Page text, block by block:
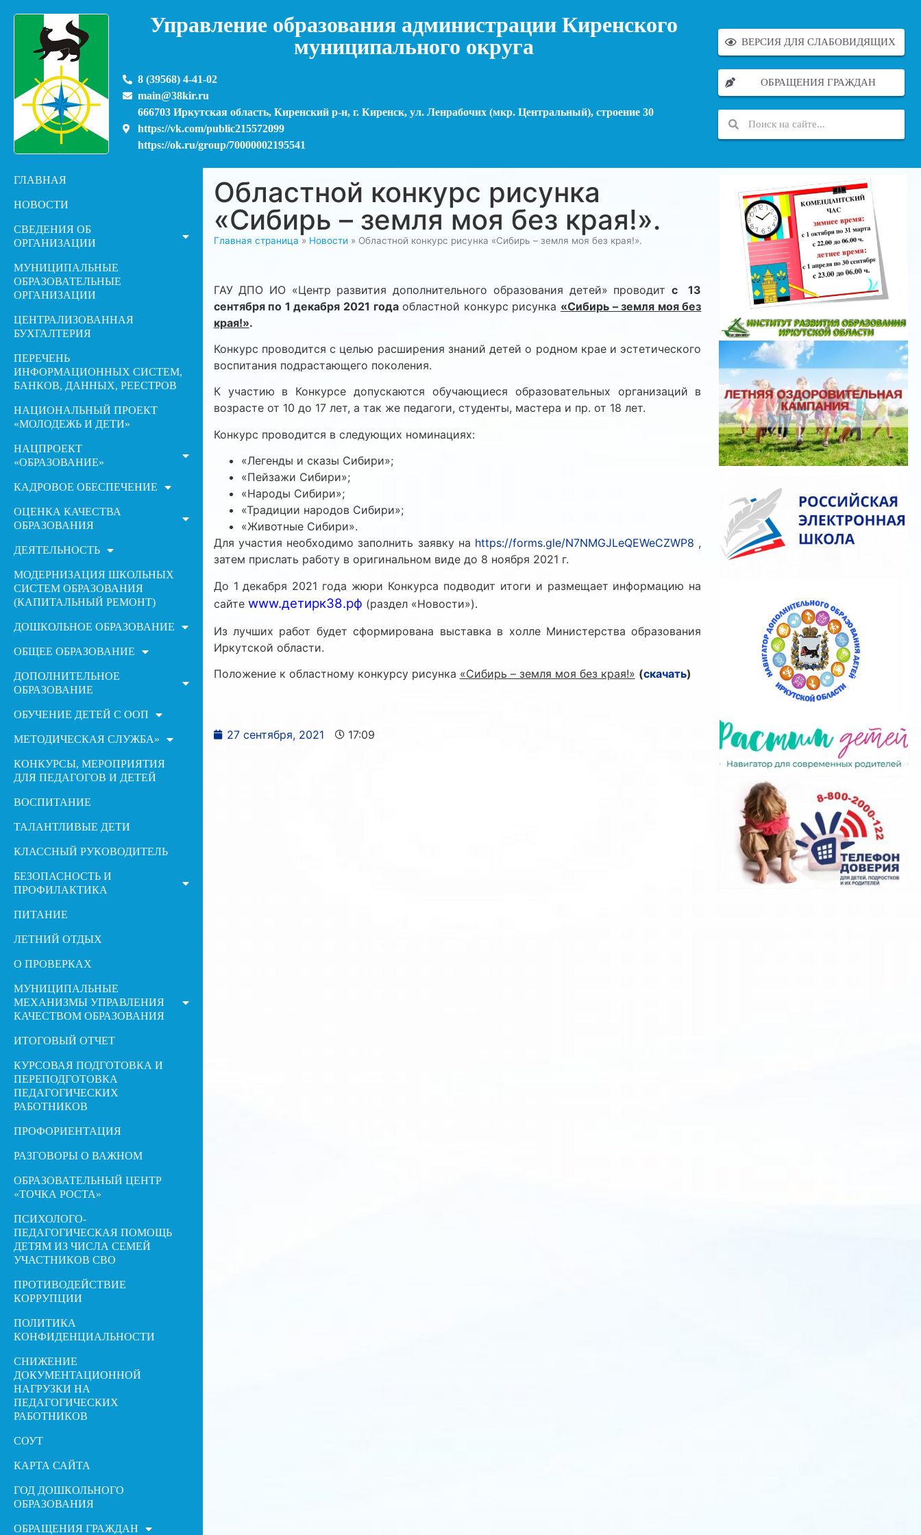
Управление образования администрации Киренского
муниципального округа
8 (39568) 4-41-02
main@38kir.ru
666703 Иркутская область, Киренский р-н, г. Киренск, ул. Ленрабочих (мкр. Центральный), строение 30
https://vk.com/public215572099
https://ok.ru/group/70000002195541
ВЕРСИЯ ДЛЯ СЛАБОВИДЯЩИХ
ОБРАЩЕНИЯ ГРАЖДАН
ГЛАВНАЯ
НОВОСТИ
СВЕДЕНИЯ ОБ
ОРГАНИЗАЦИИ
МУНИЦИПАЛЬНЫЕ
ОБРАЗОВАТЕЛЬНЫЕ
ОРГАНИЗАЦИИ
ЦЕНТРАЛИЗОВАННАЯ
БУХГАЛТЕРИЯ
ПЕРЕЧЕНЬ
ИНФОРМАЦИОННЫХ СИСТЕМ,
БАНКОВ, ДАННЫХ, РЕЕСТРОВ
НАЦИОНАЛЬНЫЙ ПРОЕКТ
«МОЛОДЕЖЬ И ДЕТИ»
НАЦПРОЕКТ
«ОБРАЗОВАНИЕ»
КАДРОВОЕ ОБЕСПЕЧЕНИЕ
ОЦЕНКА КАЧЕСТВА
ОБРАЗОВАНИЯ
ДЕЯТЕЛЬНОСТЬ
МОДЕРНИЗАЦИЯ ШКОЛЬНЫХ
СИСТЕМ ОБРАЗОВАНИЯ
(КАПИТАЛЬНЫЙ РЕМОНТ)
ДОШКОЛЬНОЕ ОБРАЗОВАНИЕ
ОБЩЕЕ ОБРАЗОВАНИЕ
ДОПОЛНИТЕЛЬНОЕ
ОБРАЗОВАНИЕ
ОБУЧЕНИЕ ДЕТЕЙ С ООП
МЕТОДИЧЕСКАЯ СЛУЖБА»
КОНКУРСЫ, МЕРОПРИЯТИЯ
ДЛЯ ПЕДАГОГОВ И ДЕТЕЙ
ВОСПИТАНИЕ
ТАЛАНТЛИВЫЕ ДЕТИ
КЛАССНЫЙ РУКОВОДИТЕЛЬ
БЕЗОПАСНОСТЬ И
ПРОФИЛАКТИКА
ПИТАНИЕ
ЛЕТНИЙ ОТДЫХ
О ПРОВЕРКАХ
МУНИЦИПАЛЬНЫЕ
МЕХАНИЗМЫ УПРАВЛЕНИЯ
КАЧЕСТВОМ ОБРАЗОВАНИЯ
ИТОГОВЫЙ ОТЧЕТ
КУРСОВАЯ ПОДГОТОВКА И
ПЕРЕПОДГОТОВКА
ПЕДАГОГИЧЕСКИХ
РАБОТНИКОВ
ПРОФОРИЕНТАЦИЯ
РАЗГОВОРЫ О ВАЖНОМ
ОБРАЗОВАТЕЛЬНЫЙ ЦЕНТР
«ТОЧКА РОСТА»
ПСИХОЛОГО-
ПЕДАГОГИЧЕСКАЯ ПОМОЩЬ
ДЕТЯМ ИЗ ЧИСЛА СЕМЕЙ
УЧАСТНИКОВ СВО
ПРОТИВОДЕЙСТВИЕ
КОРРУПЦИИ
ПОЛИТИКА
КОНФИДЕНЦИАЛЬНОСТИ
СНИЖЕНИЕ
ДОКУМЕНТАЦИОННОЙ
НАГРУЗКИ НА
ПЕДАГОГИЧЕСКИХ
РАБОТНИКОВ
СОУТ
КАРТА САЙТА
ГОД ДОШКОЛЬНОГО
ОБРАЗОВАНИЯ
ОБРАЩЕНИЯ ГРАЖДАН
Областной конкурс рисунка
«Сибирь – земля моя без края!».
Главная страница » Новости » Областной конкурс рисунка «Сибирь – земля моя без края!».
ГАУ ДПО ИО «Центр развития дополнительного образования детей» проводит с 13
сентября по 1 декабря 2021 годаобластной конкурс рисунка «Сибирь – земля моя без
края!».
Конкурс проводится с целью расширения знаний детей о родном крае и эстетического
воспитания подрастающего поколения.
К участию в Конкурсе допускаются обучающиеся образовательных организаций в
возрасте от 10 до 17 лет, а так же педагоги, студенты, мастера и пр. от 18 лет.
Конкурс проводится в следующих номинациях:
«Легенды и сказы Сибири»;
«Пейзажи Сибири»;
«Народы Сибири»;
«Традиции народов Сибири»;
«Животные Сибири».
Для участия необходимо заполнить заявку на https://forms.gle/N7NMGJLeQEWeCZWP8 ,
затем прислать работу в оригинальном виде до 8 ноября 2021 г.
До 1 декабря 2021 года жюри Конкурса подводит итоги и размещает информацию на
сайте www.детирк38.рф (раздел «Новости»).
Из лучших работ будет сформирована выставка в холле Министерства образования
Иркутской области.
Положение к областному конкурсу рисунка «Сибирь – земля моя без края!» (скачать)
27 сентября, 2021 17:09